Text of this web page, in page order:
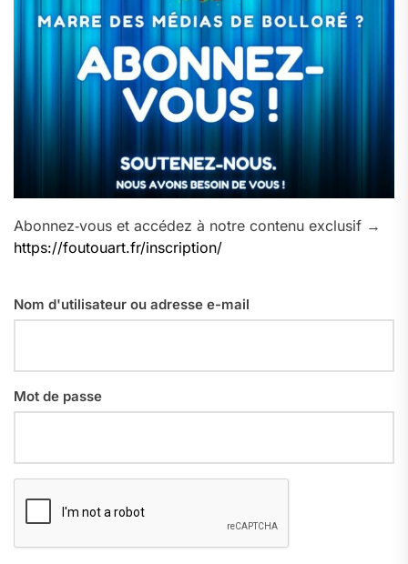
Abonnez‑vous et accédez à notre contenu exclusif →
https://foutouart.fr/inscription/
Nom d'utilisateur ou adresse e-mail
Mot de passe